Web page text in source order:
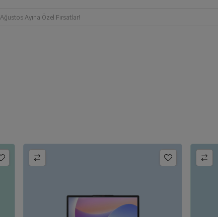
Ağustos Ayına Özel Fırsatlar!